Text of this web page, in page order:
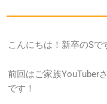
こんにちは！新卒のSで
前回はご家族YouTuber
です！